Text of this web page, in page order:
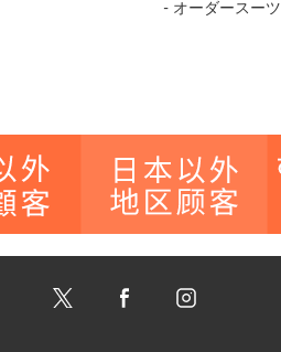
- オーダースーツ